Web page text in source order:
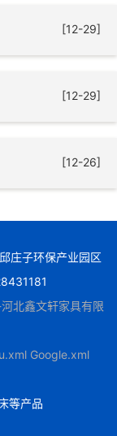
[12-29]
[12-29]
[12-26]
庄子环保产业园区
北鑫文轩家具有限
Google.xml
等产品